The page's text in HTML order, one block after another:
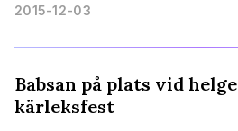
2015-12-03
Babsan på plats vid
kärleksfest